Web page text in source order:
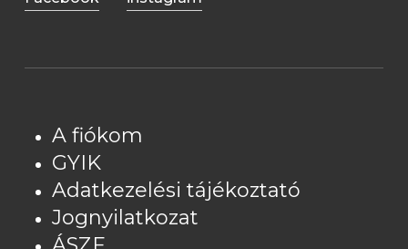
A fiókom
GYIK
Adatkezelési tájékoztató
Jognyilatkozat